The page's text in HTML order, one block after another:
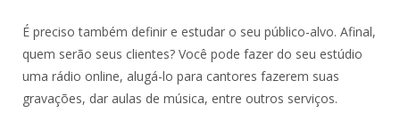
É preciso também definir e estudar o seu público-alvo. Afinal,
quem serão seus clientes? Você pode fazer do seu estúdio
uma rádio online, alugá-lo para cantores fazerem suas
gravações, dar aulas de música, entre outros serviços.